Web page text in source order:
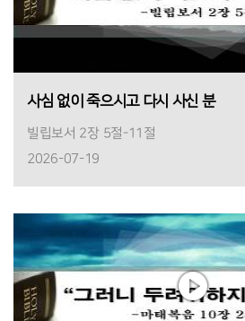
사심 없이 죽으시고 다시 사신 분
빌립보서 2장 5절-11절
2026-07-19